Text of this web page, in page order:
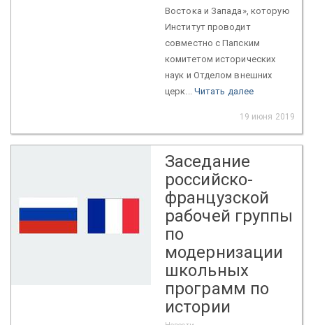
Востока и Запада», которую
Институт проводит
совместно с Папским
комитетом исторических
наук и Отделом внешних
церк... Читать далее
19 июня 2019
Заседание
российско-
французской
рабочей группы
по
модернизации
школьных
программ по
истории